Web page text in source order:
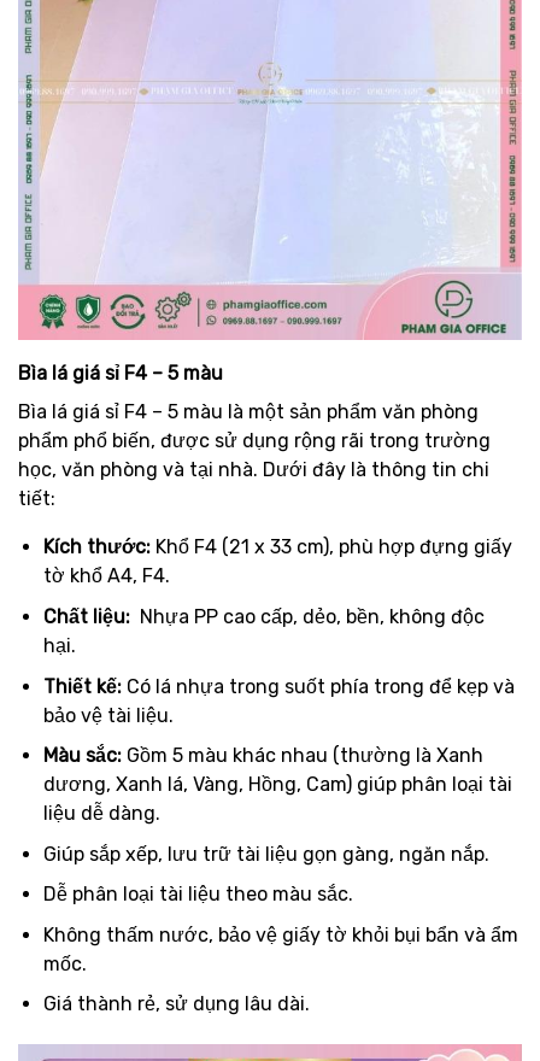
Bìa lá giá sỉ F4 – 5 màu
Bìa lá giá sỉ F4 – 5 màu là một sản phẩm văn phòng
phẩm phổ biến, được sử dụng rộng rãi trong trường
học, văn phòng và tại nhà. Dưới đây là thông tin chi
tiết:
Kích thước: Khổ F4 (21 x 33 cm), phù hợp đựng giấy
tờ khổ A4, F4.
Chất liệu: Nhựa PP cao cấp, dẻo, bền, không độc
hại.
Thiết kế: Có lá nhựa trong suốt phía trong để kẹp và
bảo vệ tài liệu.
Màu sắc: Gồm 5 màu khác nhau (thường là Xanh
dương, Xanh lá, Vàng, Hồng, Cam) giúp phân loại tài
liệu dễ dàng.
Giúp sắp xếp, lưu trữ tài liệu gọn gàng, ngăn nắp.
Dễ phân loại tài liệu theo màu sắc.
Không thấm nước, bảo vệ giấy tờ khỏi bụi bẩn và ẩm
mốc.
Giá thành rẻ, sử dụng lâu dài.